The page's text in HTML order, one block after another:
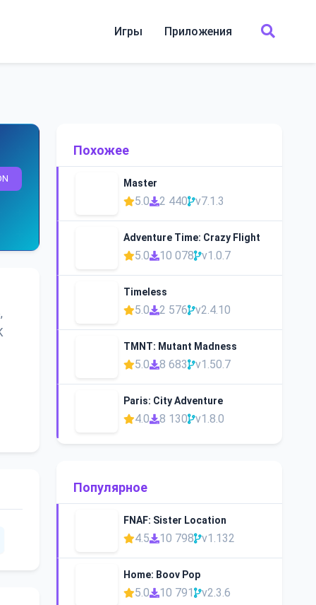
Игры Приложения
Похожее
Master
5.0 2 440 v7.1.3
Adventure Time: Crazy Flight
5.0 10 078 v1.0.7
Timeless
5.0 2 576 v2.4.10
TMNT: Mutant Madness
5.0 8 683 v1.50.7
Paris: City Adventure
4.0 8 130 v1.8.0
Популярное
FNAF: Sister Location
4.5 10 798 v1.132
Home: Boov Pop
5.0 10 791 v2.3.6